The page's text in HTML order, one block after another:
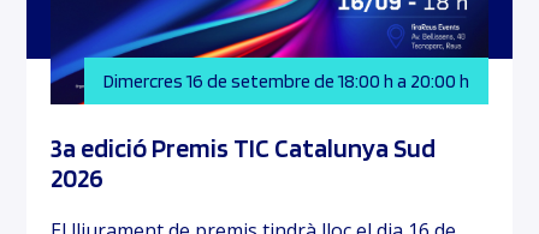
Dimercres 16 de setembre de 18:00 h a 20:00 h
3a edició Premis TIC Catalunya Sud
2026